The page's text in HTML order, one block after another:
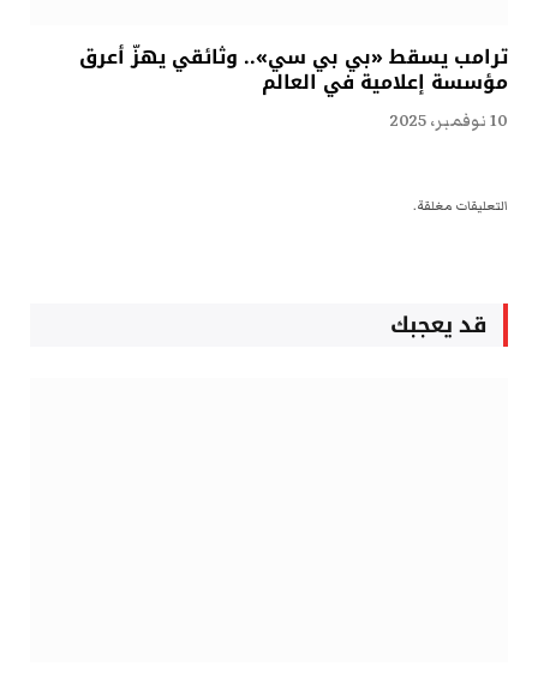
ترامب يسقط «بي بي سي».. وثائقي يهزّ أعرق
مؤسسة إعلامية في العالم
10 نوفمبر، 2025
التعليقات مغلقة.
قد يعجبك